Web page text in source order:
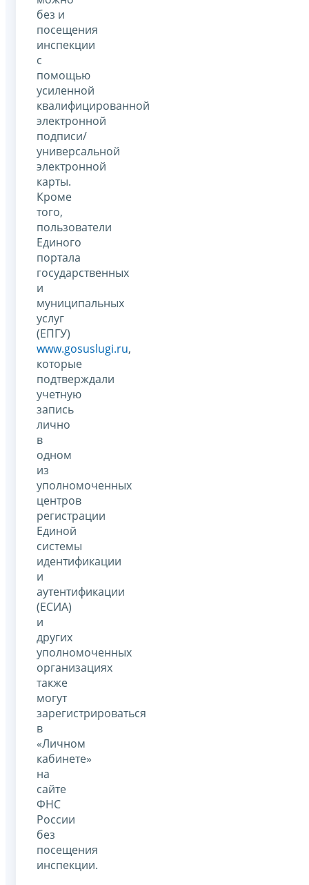
без и
посещения
инспекции
с
помощью
усиленной
квалифицированной
электронной
подписи/
универсальной
электронной
карты.
Кроме
того,
пользователи
Единого
портала
государственных
и
муниципальных
услуг
(ЕПГУ)
www.gosuslugi.ru,
которые
подтверждали
учетную
запись
лично
в
одном
из
уполномоченных
центров
регистрации
Единой
системы
идентификации
и
аутентификации
(ЕСИА)
и
других
уполномоченных
организациях
также
могут
зарегистрироваться
в
«Личном
кабинете»
на
сайте
ФНС
России
без
посещения
инспекции.